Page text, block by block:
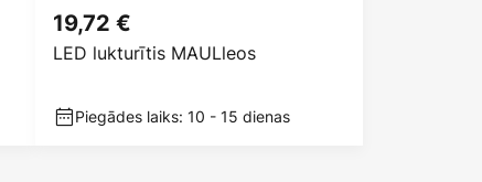
LED lukturītis MAULleos
19,72 €
Piegādes laiks: 10 - 15 dienas